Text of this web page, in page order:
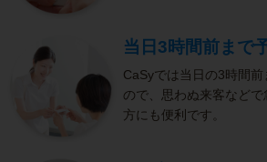
当日3時間前まで
CaSyでは当日の3時間
ので、思わぬ来客など
方にも便利です。